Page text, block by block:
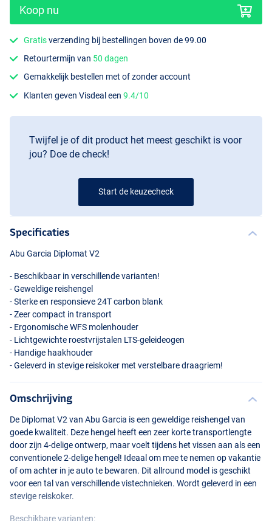
Koop nu
Gratisverzending bij bestellingen boven de 99.00
Retourtermijn van 50 dagen
Gemakkelijk bestellen met of zonder account
Klanten geven Visdeal een9.4/10
Twijfel je of dit product het meest geschikt is voor
jou? Doe de check!
Start de keuzecheck
Specificaties
Abu Garcia Diplomat V2
- Beschikbaar in verschillende varianten!
- Geweldige reishengel
- Sterke en responsieve 24T carbon blank
- Zeer compact in transport
- ErgonomischeWFS molenhouder
- Lichtgewichte roestvrijstalen LTS-geleideogen
- Handige haakhouder
- Geleverd in stevige reiskoker met verstelbare draagriem!
Omschrijving
De Diplomat V2 van Abu Garcia is een geweldige reishengel van
goede kwaliteit. Deze hengel heeft een zeer korte transportlengte
door zijn 4-delige ontwerp, maar voelt tijdens het vissen aan als een
conventionele 2-delige hengel! Ideaal om mee te nemen op vakantie
of om achter in je auto te bewaren. Dit allround model is geschikt
voor een tal van verschillende vistechnieken. Wordt geleverd in een
stevige reiskoker.
Beschikbare varianten: